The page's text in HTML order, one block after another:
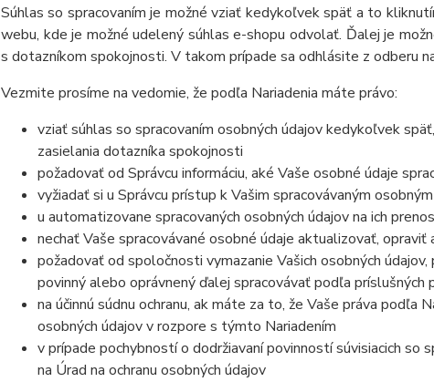
Súhlas so spracovaním je možné vziať kedykoľvek späť a to
webu, kde je možné udelený súhlas e-shopu odvolať. Ďalej je
s dotazníkom spokojnosti. V takom prípade sa odhlásite z odberu
Vezmite prosíme na vedomie, že podľa Nariadenia máte právo:
vziať súhlas so spracovaním osobných údajov kedykoľvek
zasielania dotazníka spokojnosti
požadovať od Správcu informáciu, aké Vaše osobné údaje
vyžiadať si u Správcu prístup k Vašim spracovávaným
u automatizovane spracovaných osobných údajov na ich
nechať Vaše spracovávané osobné údaje aktualizovať,
požadovať od spoločnosti vymazanie Vašich osobných
povinný alebo oprávnený ďalej spracovávať podľa príslušných
na účinnú súdnu ochranu, ak máte za to, že Vaše práva podľa
osobných údajov v rozpore s týmto Nariadením
v prípade pochybností o dodržiavaní povinností súvisiacich so
na Úrad na ochranu osobných údajov